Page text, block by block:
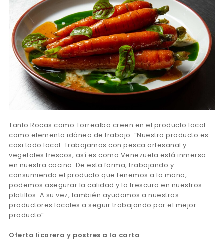
Tanto Rocas como Torrealba creen en el producto local
como elemento idóneo de trabajo. “Nuestro producto es
casi todo local. Trabajamos con pesca artesanal y
vegetales frescos, así es como Venezuela está inmersa
en nuestra cocina. De esta forma, trabajando y
consumiendo el producto que tenemos a la mano,
podemos asegurar la calidad y la frescura en nuestros
platillos. A su vez, también ayudamos a nuestros
productores locales a seguir trabajando por el mejor
producto”.
Oferta licorera y postres a la carta